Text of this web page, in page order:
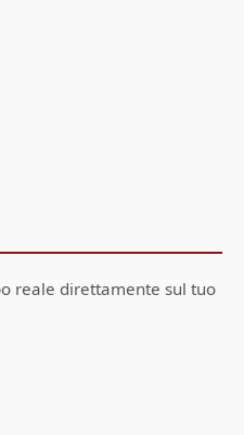
reale direttamente sul tuo